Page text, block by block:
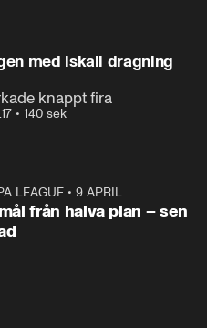
med iskall dragning
knappt fira
• 140 sek
LEAGUE• 9 APRIL
från halva plan – sen